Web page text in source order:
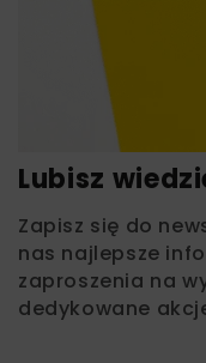
Lubisz
Zapisz się do
nas najlepsze
zaproszenia na
dedykowane